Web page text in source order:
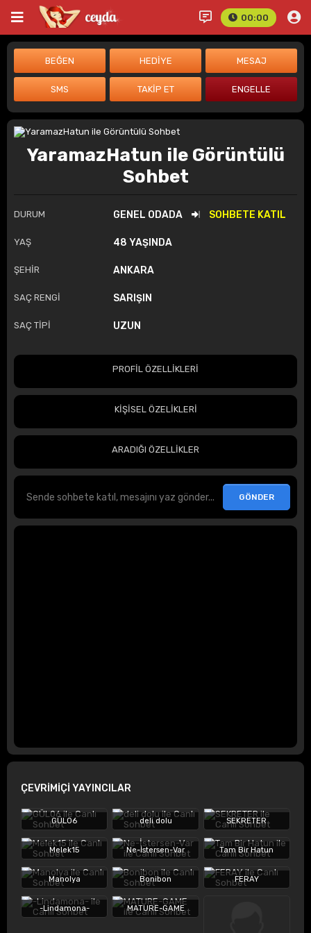
00:00
YaramazHatun ile Görüntülü
Sohbet
DURUM GENEL ODADA SOHBETE KATIL
YAŞ 48 YAŞINDA
ŞEHİR ANKARA
SAÇ RENGİ SARIŞIN
SAÇ TİPİ UZUN
PROFİL ÖZELLİKLERİ
KİŞİSEL ÖZELİKLERİ
ARADIĞI ÖZELLİKLER
ÇEVRİMİÇİ YAYINCILAR
GÜL06 deli dolu SEKRETER
Melek15 Ne-İstersen-Var Tam Bir Hatun
Manolya Bonibon FERAY
-Lindamona- MATURE-GAME